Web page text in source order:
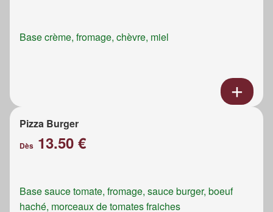
Base crème, fromage, chèvre, miel
Pizza Burger
Dès 13.50 €
Base sauce tomate, fromage, sauce burger, boeuf
haché, morceaux de tomates fraiches